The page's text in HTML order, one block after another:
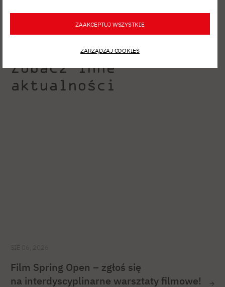
Zobacz inne
aktualności
Film Spring Open – zgłoś się
na interdyscyplinarne warsztaty filmowe!
ZAAKCEPTUJ WSZYSTKIE
ZARZĄDZAJ COOKIES